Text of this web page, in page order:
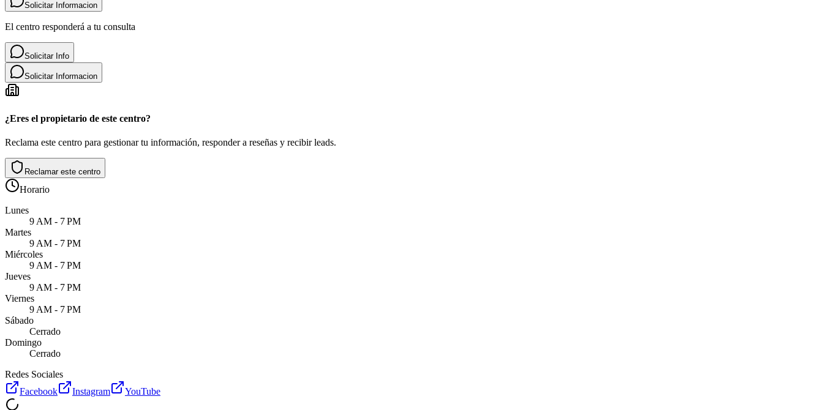
Solicitar Informacion
El centro responderá a tu consulta
Solicitar Info
Solicitar Informacion
¿Eres el propietario de este centro?
Reclama este centro para gestionar tu información, responder a reseñas y recibir leads.
Reclamar este centro
Horario
Lunes
9 AM - 7 PM
Martes
9 AM - 7 PM
Miércoles
9 AM - 7 PM
Jueves
9 AM - 7 PM
Viernes
9 AM - 7 PM
Sábado
Cerrado
Domingo
Cerrado
Redes Sociales
Facebook
Instagram YouTube